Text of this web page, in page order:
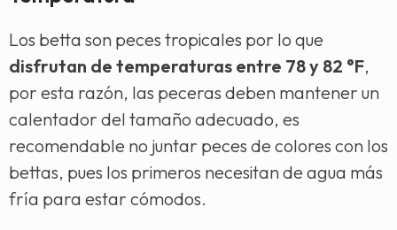
Los betta son peces tropicales por lo que
disfrutan de temperaturas entre 78 y 82 °F,
por esta razón, las peceras deben mantener un
calentador del tamaño adecuado, es
recomendable no juntar peces de colores con los
bettas, pues los primeros necesitan de agua más
fría para estar cómodos.